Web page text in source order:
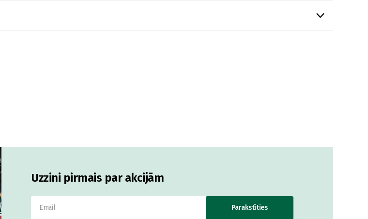
Uzzini pirmais par akcijām
Parakstīties